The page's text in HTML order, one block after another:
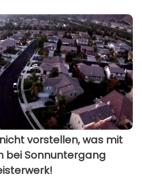
vorstellen, was mit
bei Sonnuntergang